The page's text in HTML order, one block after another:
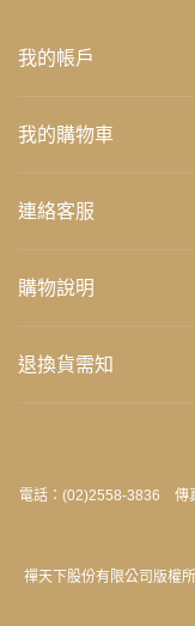
我的帳戶
我的購物車
連絡客服
購物說明
退換貨需知
電話：(02)2558-3836 傳
禪天下股份有限公司版權